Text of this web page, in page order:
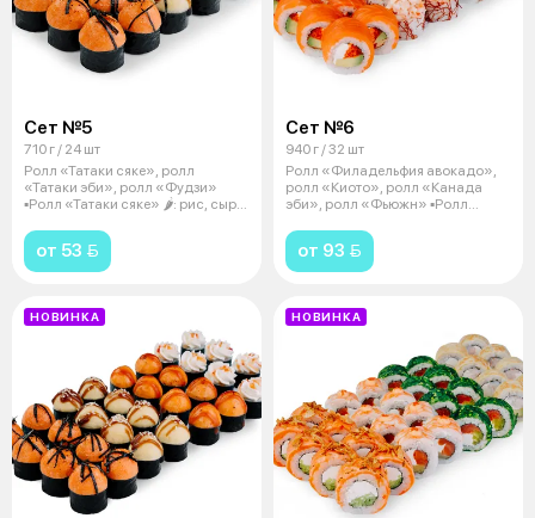
Сет №5
710 г / 24 шт
Ролл «Татаки сяке», ролл
«Татаки эби», ролл «Фудзи»
▪️Ролл «Татаки сяке» 🌶: рис, сыр
от 53 
Сет №6
940 г / 32 шт
Ролл «Филадельфия авокадо»,
ролл «Киото», ролл «Канада
эби», ролл «Фьюжн» ▪️Ролл
от 93 
НОВИНКА НОВИНКА